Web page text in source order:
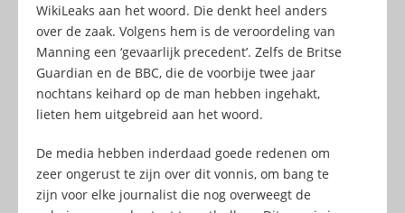
WikiLeaks aan het woord. Die denkt heel anders
over de zaak. Volgens hem is de veroordeling van
Manning een ‘gevaarlijk precedent’. Zelfs de Britse
Guardian en de BBC, die de voorbije twee jaar
nochtans keihard op de man hebben ingehakt,
lieten hem uitgebreid aan het woord.
De media hebben inderdaad goede redenen om
zeer ongerust te zijn over dit vonnis, om bang te
zijn voor elke journalist die nog overweegt de